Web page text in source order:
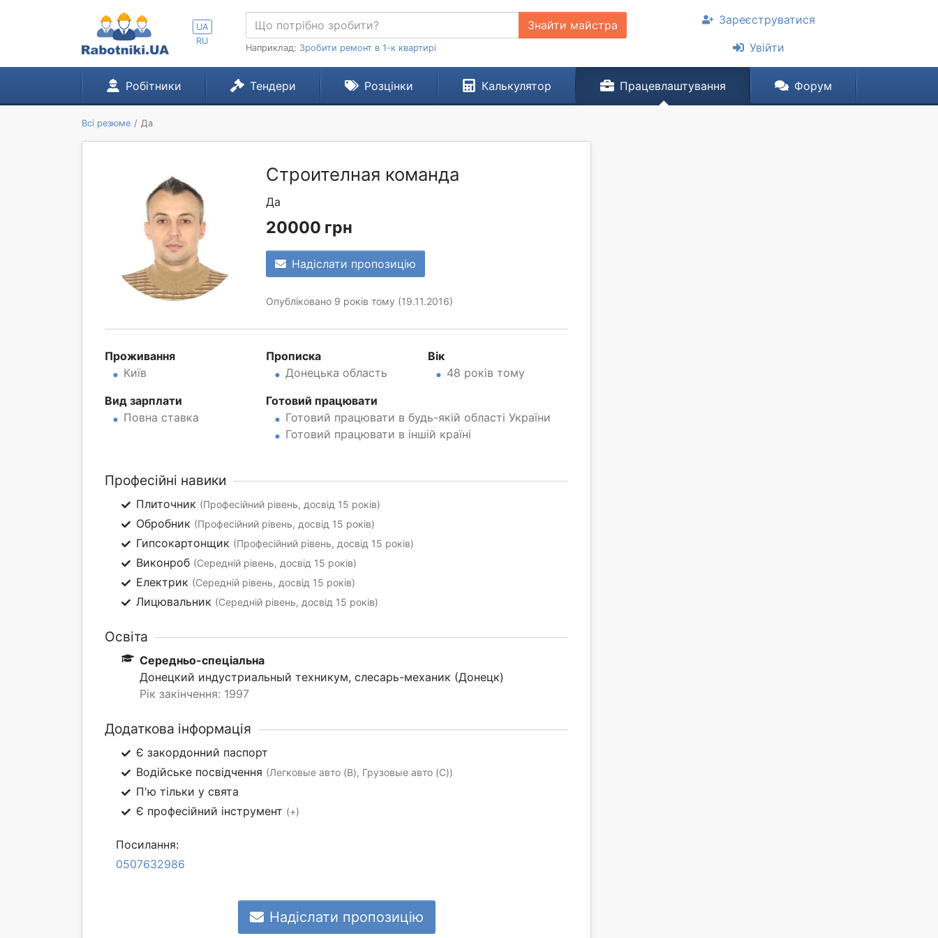
UA
RU
Знайти майстра
Наприклад: Зробити ремонт в 1-к квартирі
Зареєструватися
Увійти
Робітники Тендери Розцінки Калькулятор Працевлаштування Форум
Всі резюме Да
Строителная команда
Да
20000 грн
Надіслати пропозицію
Опубліковано 9 років тому (19.11.2016)
Проживання
Київ
Прописка
Донецька область
Вік
48 років тому
Вид зарплати
Повна ставка
Готовий працювати
Готовий працювати в будь-якій області України
Готовий працювати в іншій країні
Професійні навики
Плиточник (Професійний рівень, досвід 15 років)
Обробник (Професійний рівень, досвід 15 років)
Гипсокартонщик (Професійний рівень, досвід 15 років)
Виконроб (Середній рівень, досвід 15 років)
Електрик (Середній рівень, досвід 15 років)
Лицювальник (Середній рівень, досвід 15 років)
Освіта
Середньо-спеціальна
Донецкий индустриальный техникум, слесарь-механик (Донецк)
Рік закінчення: 1997
Додаткова інформація
Є закордонний паспорт
Водійське посвідчення (Легковые авто (B), Грузовые авто (C))
П'ю тільки у свята
Є професійний інструмент (+)
Посилання:
0507632986
Надіслати пропозицію